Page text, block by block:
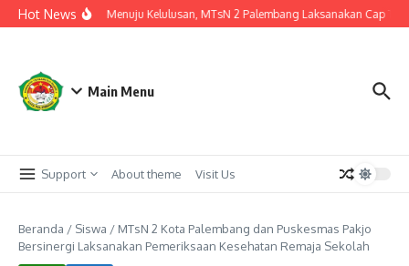
Lewati ke konten
Hot News
Langkah Akhir Menuju Kelulusan, MTsN 2 Palembang Laksanakan Cap Tiga
Main Menu
Support About theme Visit Us
Beranda / Siswa / MTsN 2 Kota Palembang dan Puskesmas Pakjo
Bersinergi Laksanakan Pemeriksaan Kesehatan Remaja Sekolah